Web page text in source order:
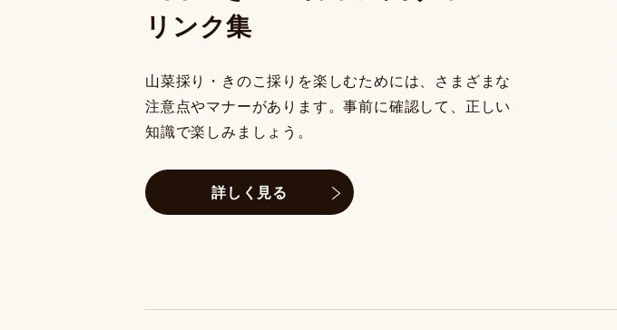
リンク集
山菜採り・きのこ採りを楽しむためには、さまざまな
注意点やマナーがあります。事前に確認して、正しい
知識で楽しみましょう。
詳しく見る